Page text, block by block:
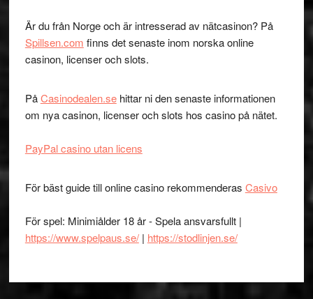
Är du från Norge och är intresserad av nätcasinon? På
Spillsen.com finns det senaste inom norska online
casinon, licenser och slots.
PåCasinodealen.sehittar ni den senaste informationen
om nya casinon, licenser och slots hos casino på nätet.
PayPal casino utan licens
För bäst guide till online casino rekommenderas Casivo
För spel: Minimiålder 18 år - Spela ansvarsfullt |
https://www.spelpaus.se/| https://stodlinjen.se/